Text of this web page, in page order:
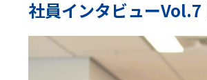
社員インタビューVol.7